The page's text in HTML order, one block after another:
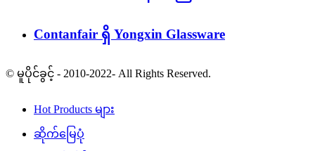
Contanfair ရှိ Yongxin Glassware
© မူပိုင်ခွင့် - 2010-2022- All Rights Reserved.
Hot Products များ
ဆိုက်မြေပုံ